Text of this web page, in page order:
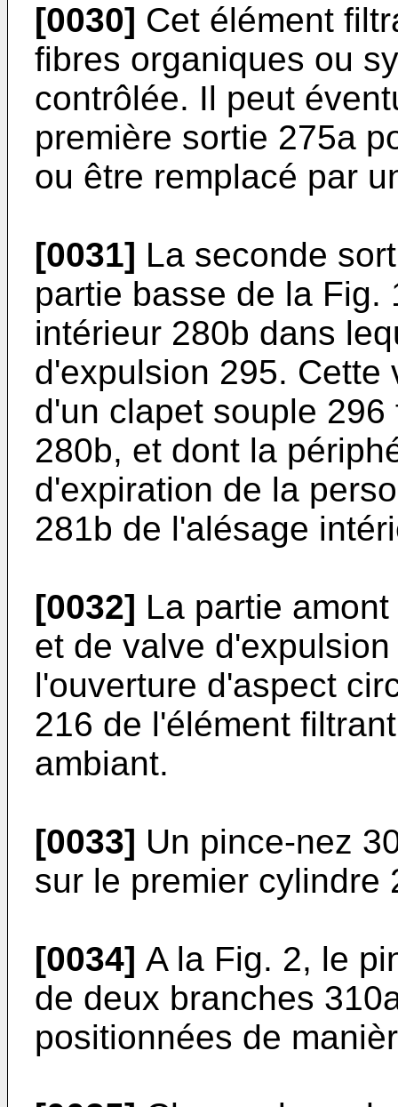
[0030] Cet élément
fibres organiques ou
contrôlée. Il peut
première sortie 275a
ou être remplacé par
[0031] La seconde
partie basse de la Fig.
intérieur 280b dans
d'expulsion 295. Cette
d'un clapet souple
280b, et dont la
d'expiration de la
281b de l'alésage
[0032] La partie
et de valve
l'ouverture d'aspect
216 de l'élément
ambiant.
[0033] Un pince-nez
sur le premier cylindre
[0034] A la Fig. 2, le
de deux branches
positionnées de